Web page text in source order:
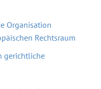
Organisation
Rechtsraum
gerichtliche